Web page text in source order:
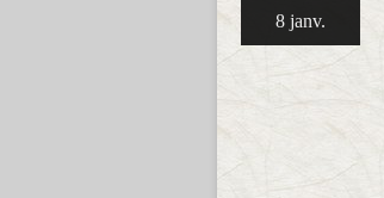
8 janv.